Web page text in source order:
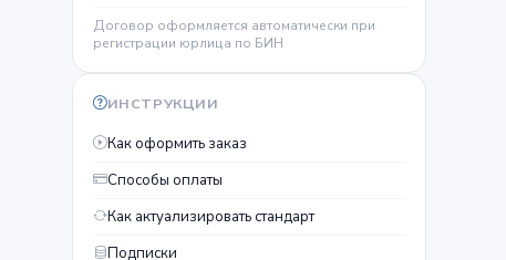
Договор оформляется автоматически при
регистрации юрлица по БИН
ИНСТРУКЦИИ
Как оформить заказ
Способы оплаты
Как актуализировать стандарт
Подписки